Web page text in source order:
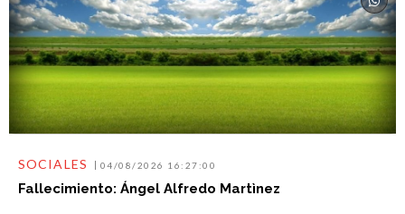
SOCIALES 04/08/2026 16:27:00
Fallecimiento: Ángel Alfredo Martìnez